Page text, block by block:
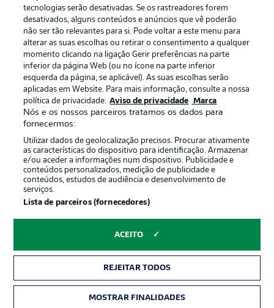
Gerir preferências Aviso de privacidade
Trabalhe conosco
Marca Contato
Jogadores
© 2026 Bundesliga-Gruppe GmbH
Escolha seu idioma
Modo de visualização
tecnologias serão desativadas. Se os rastreadores forem
desativados, alguns conteúdos e anúncios que vê poderão
não ser tão relevantes para si. Pode voltar a este menu para
alterar as suas escolhas ou retirar o consentimento a qualquer
momento clicando na ligação Gerir preferências na parte
inferior da página Web (ou no ícone na parte inferior
esquerda da página, se aplicável). As suas escolhas serão
aplicadas em Website. Para mais informação, consulte a nossa
política de privacidade. Aviso de privacidade Marca
Nós e os nossos parceiros tratamos os dados para
fornecermos:
Utilizar dados de geolocalização precisos. Procurar ativamente
as características do dispositivo para identificação. Armazenar
e/ou aceder a informações num dispositivo. Publicidade e
conteúdos personalizados, medição de publicidade e
conteúdos, estudos de audiência e desenvolvimento de
serviços.
Lista de parceiros (fornecedores)
ACEITO
REJEITAR TODOS
MOSTRAR FINALIDADES